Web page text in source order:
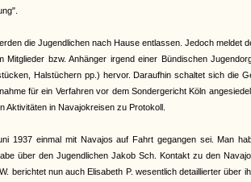
die Jugendlichen nach Hause entlassen. Jedoch
Mitglieder bzw. Anhänger irgend einer Bündischen
Halstüchern pp.) hervor. Daraufhin schaltet sich die
für ein Verfahren vor dem Sondergericht Köln
Aktivitäten in Navajokreisen zu Protokoll.
1937 einmal mit Navajos auf Fahrt gegangen sei. Man
über den Jugendlichen Jakob Sch. Kontakt zu den
berichtet nun auch Elisabeth P. wesentlich detaillierter